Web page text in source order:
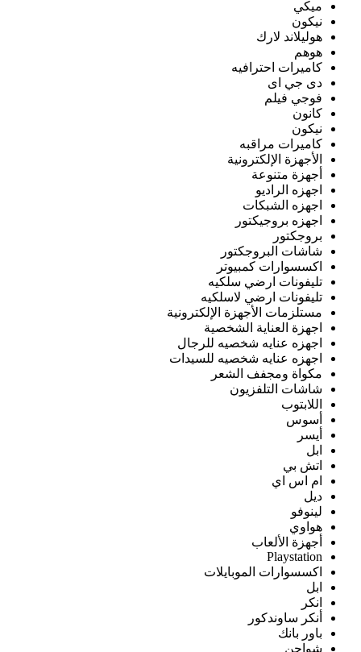
ميكي
نيكون
هوليلاند لارك
هوهم
كاميرات احترافيه
دى جي اى
فوجي فيلم
كانون
نيكون
كاميرات مراقبه
الأجهزة الإلكترونية
أجهزة متنوعة
اجهزه الراديو
اجهزه الشبكات
اجهزه بروجيكتور
بروجكتور
شاشات البروجكتور
اكسسوارات كمبيوتر
تليفونات ارضي سلكيه
تليفونات ارضي لاسلكيه
مستلزمات الأجهزة الإلكترونية
اجهزة العناية الشخصية
اجهزه عنايه شخصيه للرجال
اجهزه عنايه شخصيه للسيدات
مكواة ومجفف الشعر
شاشات التلفزيون
اللابتوب
أسوس
أيسر
ابل
اتش بي
ام اس اي
ديل
لينوفو
هواوي
أجهزة الألعاب
Playstation
اكسسوارات الموبايلات
ابل
انكر
أنكر ساوندكور
باور بانك
شواحن